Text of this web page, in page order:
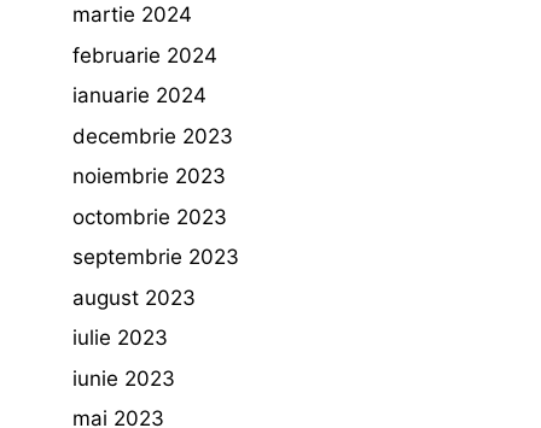
martie 2024
februarie 2024
ianuarie 2024
decembrie 2023
noiembrie 2023
octombrie 2023
septembrie 2023
august 2023
iulie 2023
iunie 2023
mai 2023